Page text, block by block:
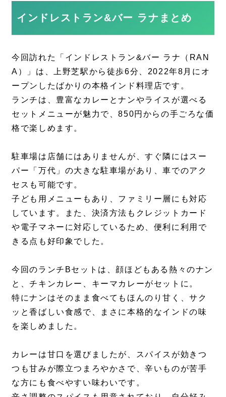
インドレストラン&バー ラナまとめ
今回訪れた「インドレストラン&バー ラナ（RAN
A）」は、上野芝駅から徒歩6分、2022年8月にオ
ープンしたばかりの本格インド料理店です。
ランチは、豊富なカレーとナンやライスが選べる
セットメニューが魅力で、850円からの手ごろな価
格で楽しめます。
駐車場は店舗にはありませんが、すぐ隣にはスー
パー「万代」の大きな駐車場があり、車でのアク
セスも可能です。
子ども用メニューもあり、ファミリー層にも対応
しています。また、決済方法もクレジットカード
や電子マネーに対応しているため、便利に利用で
きる点も好印象でした。
今回のランチBセットは、顔ほどもある熱々のナン
と、チキンカレー、キーマカレーがセットに。
特にナンはそのまま食べてもほんのり甘く、サク
ッと香ばしい食感で、まさに本格的なインドの味
を楽しめました。
カレーは甘口を選びましたが、スパイスが効きつ
つも甘みが際立つまろやかさで、辛いものが苦手
な方にも食べやすい味わいです。